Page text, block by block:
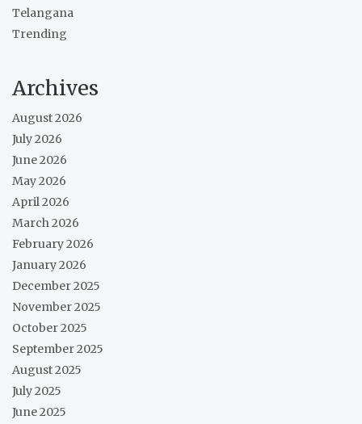
Telangana
Trending
Archives
August 2026
July 2026
June 2026
May 2026
April 2026
March 2026
February 2026
January 2026
December 2025
November 2025
October 2025
September 2025
August 2025
July 2025
June 2025